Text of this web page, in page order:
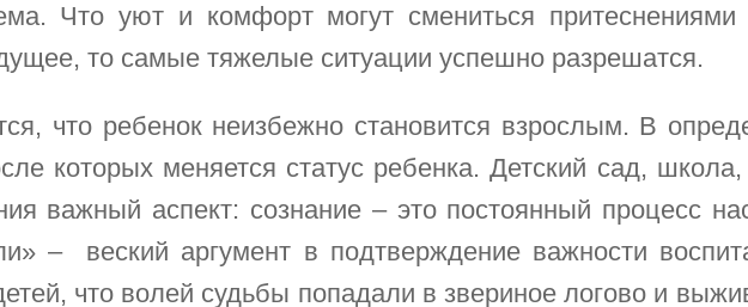
Что уют и комфорт могут смениться
то самые тяжелые ситуации успешно разрешатся.
что ребенок неизбежно становится взрослым. В
которых меняется статус ребенка. Детский сад,
важный аспект: сознание – это постоянный процесс
– веский аргумент в подтверждение важности
что волей судьбы попадали в звериное логово и